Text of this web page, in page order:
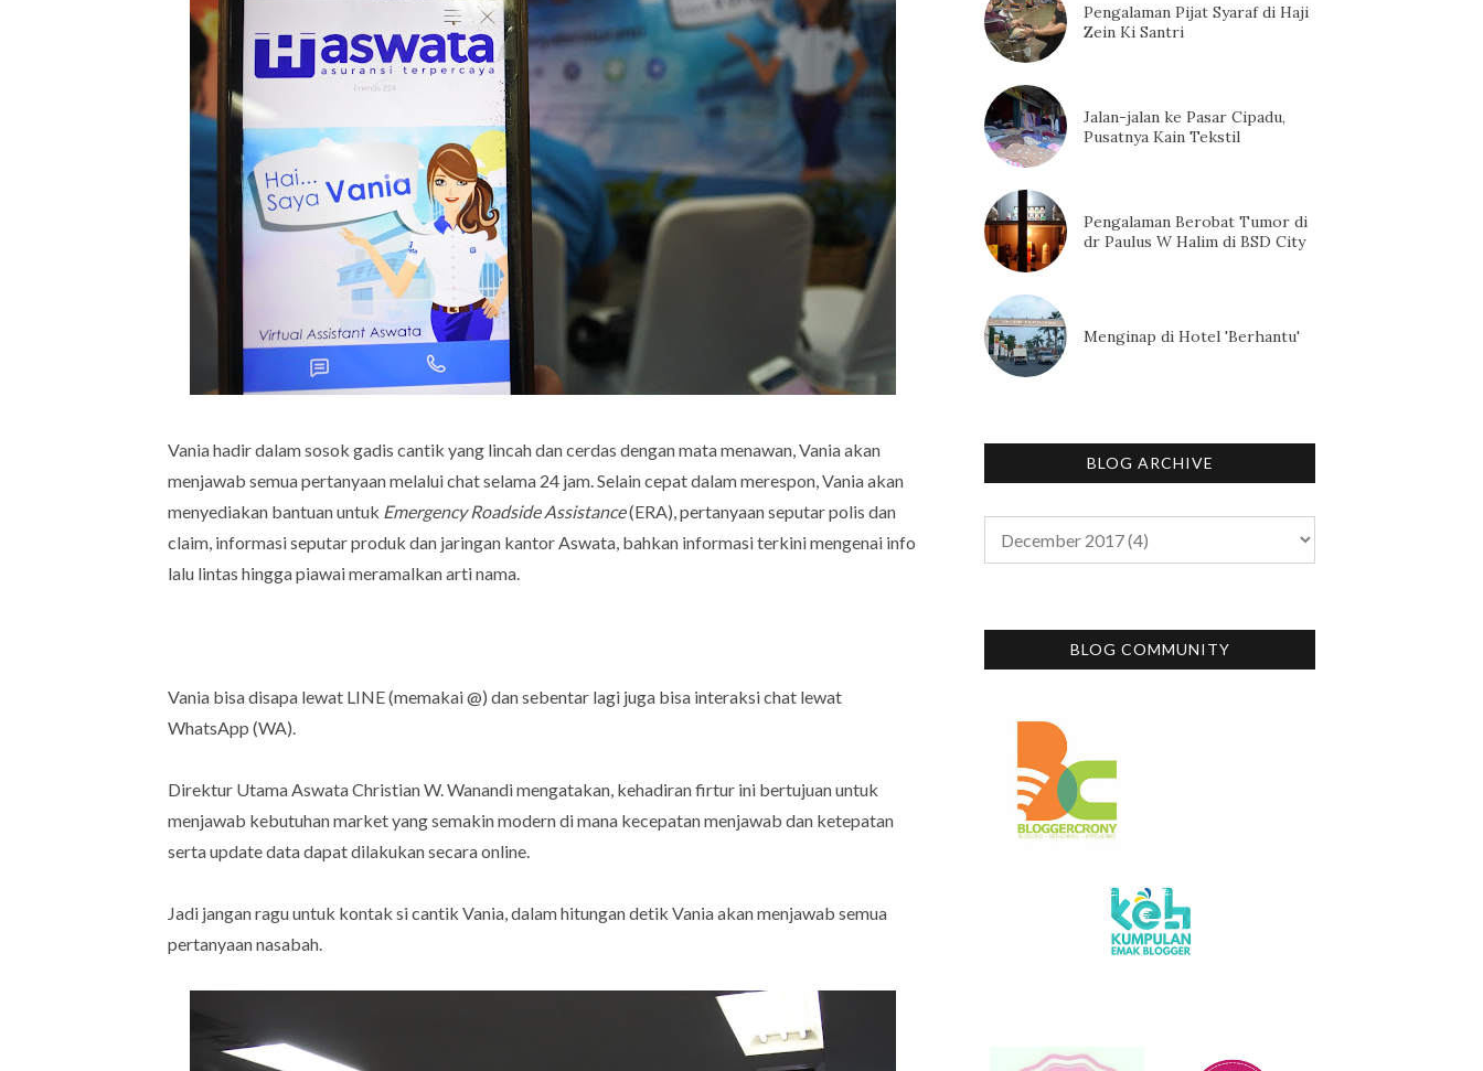
Vania hadir dalam sosok gadis cantik yang lincah dan cerdas dengan mata menawan, Vania akan
menjawab semua pertanyaan melalui chat selama 24 jam. Selain cepat dalam merespon, Vania akan
menyediakan bantuan untuk Emergency Roadside Assistance(ERA), pertanyaan seputar polis dan
claim, informasi seputar produk dan jaringan kantor Aswata, bahkan informasi terkini mengenai info
lalu lintas hingga piawai meramalkan arti nama.
Vania bisa disapa lewat LINE (memakai @) dan sebentar lagi juga bisa interaksi chat lewat
WhatsApp (WA).
Direktur Utama Aswata Christian W. Wanandi mengatakan, kehadiran firtur ini bertujuan untuk
menjawab kebutuhan market yang semakin modern di mana kecepatan menjawab dan ketepatan
serta update data dapat dilakukan secara online.
Jadi jangan ragu untuk kontak si cantik Vania, dalam hitungan detik Vania akan menjawab semua
pertanyaan nasabah.
Pengalaman Pijat Syaraf di Haji
Zein Ki Santri
Jalan-jalan ke Pasar Cipadu,
Pusatnya Kain Tekstil
Pengalaman Berobat Tumor di
dr Paulus W Halim di BSD City
Menginap di Hotel 'Berhantu'
BLOG ARCHIVE
BLOG COMMUNITY